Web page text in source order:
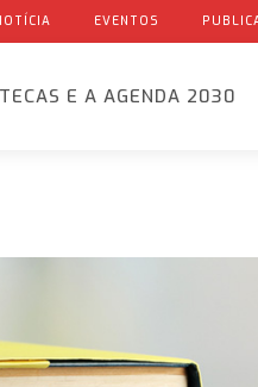
EVENTOS
E A AGENDA 2030